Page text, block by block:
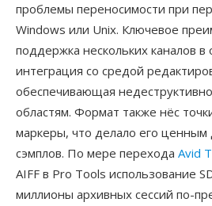
проблемы переносимости при
Windows или Unix. Ключевое
поддержка нескольких каналов
интеграция со средой
обеспечивающая
областям. Формат также нёс
маркеры, что делало его ценным
сэмплов. По мере перехода Avid
AIFF в Pro Tools использование
миллионы архивных сессий по-